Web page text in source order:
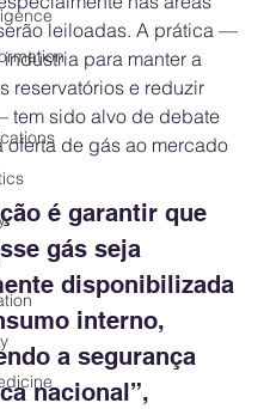
leiloadas. A prática —
para manter a
reservatórios e reduzir
tem sido alvo de debate
oferta de gás ao mercado
é garantir que
gás seja
disponibilizada
interno,
a segurança
nacional”,